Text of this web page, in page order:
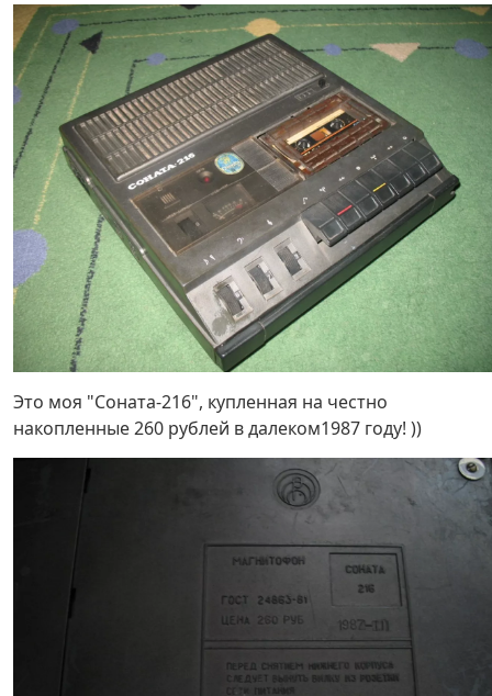
Это моя "Соната-216", купленная на честно
накопленные 260 рублей в далеком1987 году! ))